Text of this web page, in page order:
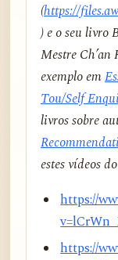
(https://
) e o seu livro
Mestre
exemplo em
Tou/Self
livros sobre
estes vídeos
https://
https://